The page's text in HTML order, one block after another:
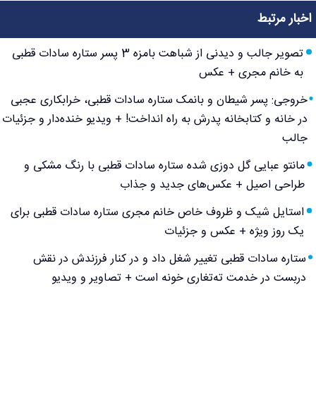
اخبار مرتبط
تصویر جالب و دیدنی از شباهت بامزه 3 پسر ستاره سادات قطبی
به خانم مجری + عکس
خروجی: پسر شیطان و بانمک ستاره سادات قطبی، خرابکاری عجبی
در خانه و کتابخانه پدرش به راه انداخت! + ویدیو خنده‌دار و جزئیات
جالب
مانتو عبایی گل دوزی شده ستاره سادات قطبی با رنگ مشکی و
طراحی اصیل + عکس‌های جدید و جذاب
استایل شیک و ظروف خاص خانم مجری ستاره سادات قطبی برای
یک روز ویژه + عکس و جزئیات
ستاره سادات قطبی تغییر شغل داد و در کنار فرزندش در نقش
دربست در خدمت ته‌تغاری خونه است + تصاویر و ویدیو